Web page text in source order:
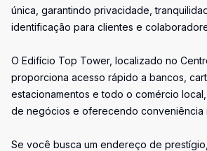
única, garantindo privacidade,
identificação para clientes e
O Edifício Top Tower, localizado no
proporciona acesso rápido a bancos,
estacionamentos e todo o comércio
de negócios e oferecendo conveniência
Se você busca um endereço de